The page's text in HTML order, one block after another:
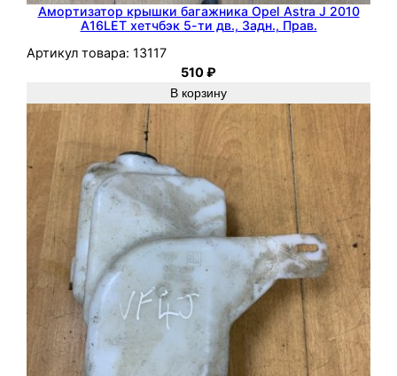
0
5
2
Амортизатор крышки багажника Opel Astra J 2010
A16LET хетчбэк 5-ти дв., Задн., Прав.
Артикул товара: 13117
510₽
В корзину